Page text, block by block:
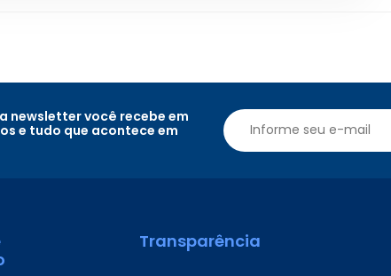
newsletter você recebe em
e tudo que acontece em
Transparência